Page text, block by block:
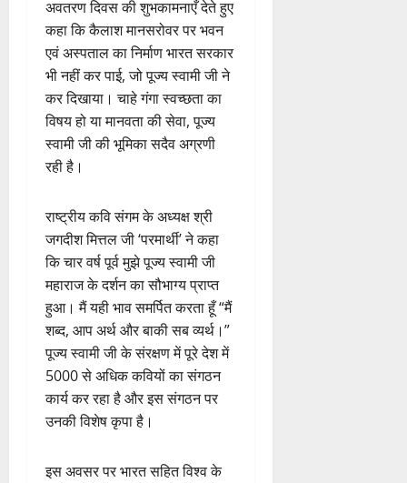
अवतरण दिवस की शुभकामनाएँ देते हुए
कहा कि कैलाश मानसरोवर पर भवन
एवं अस्पताल का निर्माण भारत सरकार
भी नहीं कर पाई, जो पूज्य स्वामी जी ने
कर दिखाया। चाहे गंगा स्वच्छता का
विषय हो या मानवता की सेवा, पूज्य
स्वामी जी की भूमिका सदैव अग्रणी
रही है।
राष्ट्रीय कवि संगम के अध्यक्ष श्री
जगदीश मित्तल जी ‘परमार्थी’ ने कहा
कि चार वर्ष पूर्व मुझे पूज्य स्वामी जी
महाराज के दर्शन का सौभाग्य प्राप्त
हुआ। मैं यही भाव समर्पित करता हूँ “मैं
शब्द, आप अर्थ और बाकी सब व्यर्थ।”
पूज्य स्वामी जी के संरक्षण में पूरे देश में
5000 से अधिक कवियों का संगठन
कार्य कर रहा है और इस संगठन पर
उनकी विशेष कृपा है।
इस अवसर पर भारत सहित विश्व के